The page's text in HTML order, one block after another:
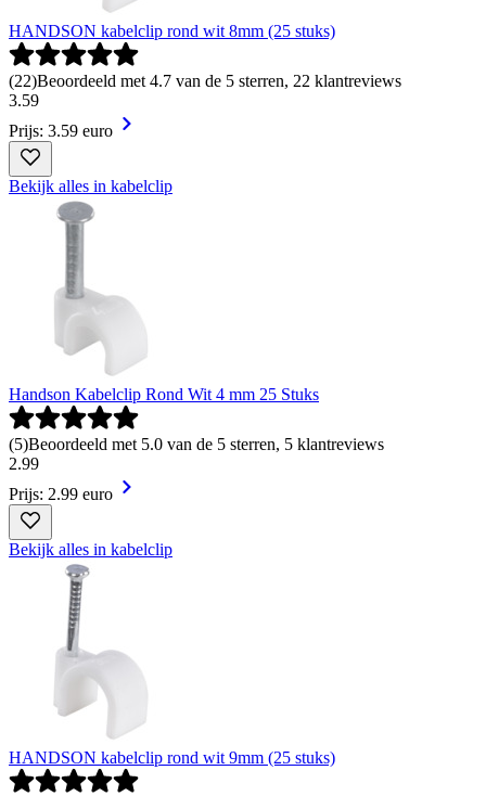
HANDSON kabelclip rond wit 8mm (25 stuks)
(22)Beoordeeld met 4.7 van de 5 sterren, 22 klantreviews
3.59
Prijs: 3.59 euro
Bekijk alles in kabelclip
Handson Kabelclip Rond Wit 4 mm 25 Stuks
(5)Beoordeeld met 5.0 van de 5 sterren, 5 klantreviews
2.99
Prijs: 2.99 euro
Bekijk alles in kabelclip
HANDSON kabelclip rond wit 9mm (25 stuks)